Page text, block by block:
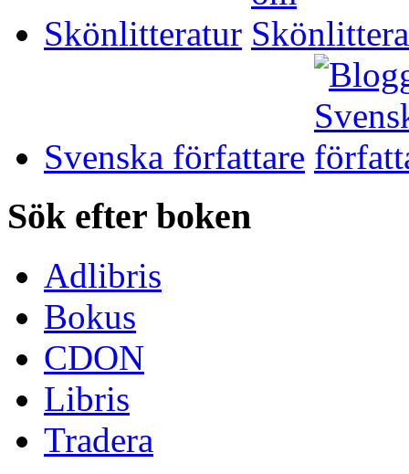
Skönlitteratur
Svenska författare
Sök efter boken
Adlibris
Bokus
CDON
Libris
Tradera